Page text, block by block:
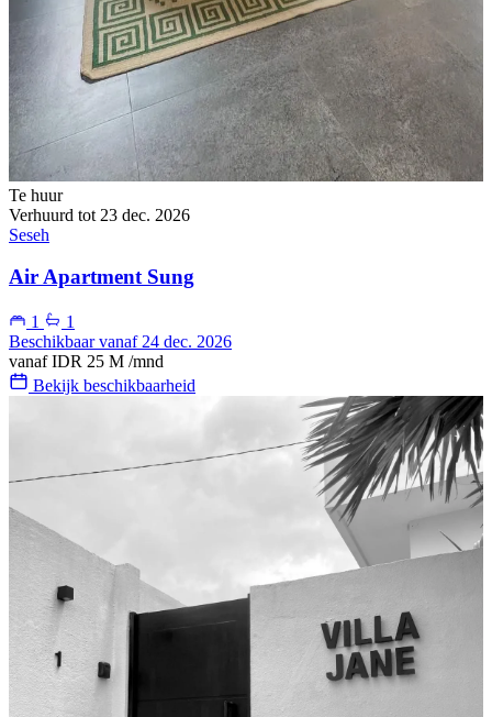
Te huur
Verhuurd tot 23 dec. 2026
Seseh
Air Apartment Sung
1
1
Beschikbaar vanaf 24 dec. 2026
vanaf IDR 25 M /mnd
Bekijk beschikbaarheid